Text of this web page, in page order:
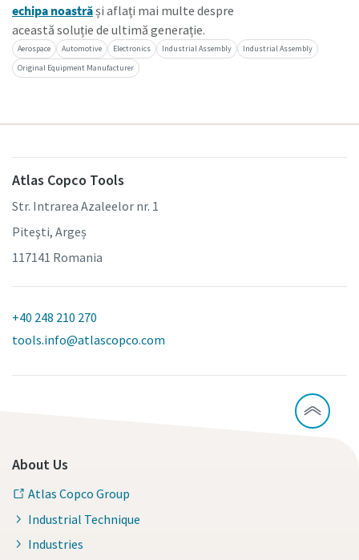
echipa noastră și aflați mai multe despre
această soluție de ultimă generație.
Aerospace Automotive Electronics Industrial Assembly
Industrial Assembly
Original Equipment Manufacturer
Atlas Copco Tools
Str. Intrarea Azaleelor nr. 1
Piteşti, Argeș
117141 Romania
+40 248 210 270
tools.info@atlascopco.com
About Us
Atlas Copco Group
Industrial Technique
Industries